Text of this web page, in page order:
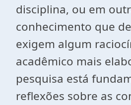
disciplina, ou em
conhecimento que
exigem algum
acadêmico mais
pesquisa está
reflexões sobre as